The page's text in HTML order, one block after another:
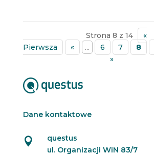
Strona 8 z 14
«
Pierwsza
« ... 6 7 8
»
Dane kontaktowe

questus
ul. Organizacji WiN 83/7